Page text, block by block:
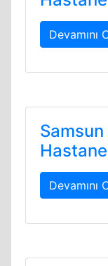
Devamını
Devamını